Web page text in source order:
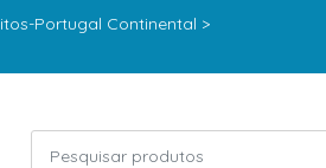
Portugal Continental >